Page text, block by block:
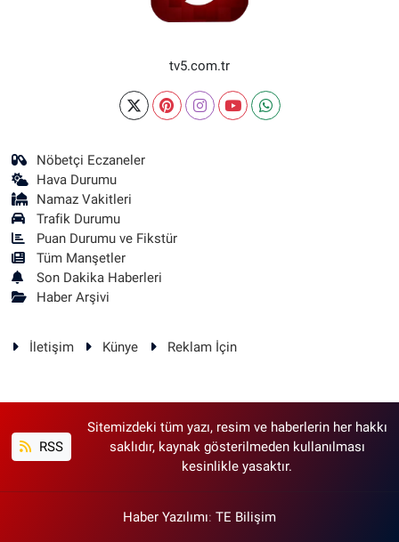
tv5.com.tr
Nöbetçi Eczaneler
Hava Durumu
Namaz Vakitleri
Trafik Durumu
Puan Durumu ve Fikstür
Tüm Manşetler
Son Dakika Haberleri
Haber Arşivi
İletişim Künye Reklam İçin
RSS
Sitemizdeki tüm yazı, resim ve haberlerin her hakkı
saklıdır, kaynak gösterilmeden kullanılması
kesinlikle yasaktır.
Haber Yazılımı: TE Bilişim